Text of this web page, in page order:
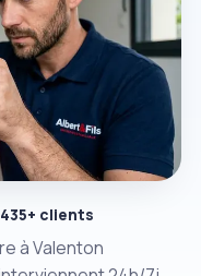
à Valenton
clients